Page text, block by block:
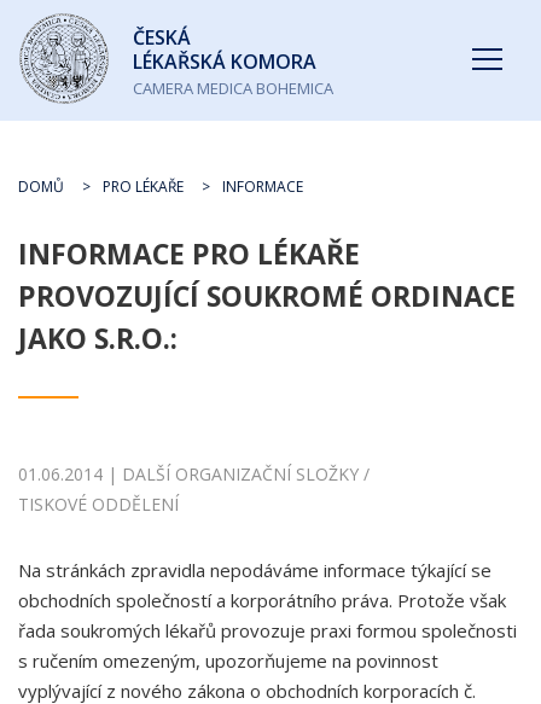
Česká
lékařská
komora
ČESKÁ
LÉKAŘSKÁ KOMORA
CAMERA MEDICA BOHEMICA
DOMŮ PRO LÉKAŘE INFORMACE
INFORMACE PRO LÉKAŘE
PROVOZUJÍCÍ SOUKROMÉ ORDINACE
JAKO S.R.O.:
01.06.2014 | DALŠÍ ORGANIZAČNÍ SLOŽKY /
TISKOVÉ ODDĚLENÍ
Na stránkách zpravidla nepodáváme informace týkající se
obchodních společností a korporátního práva. Protože však
řada soukromých lékařů provozuje praxi formou společnosti
s ručením omezeným, upozorňujeme na povinnost
vyplývající z nového zákona o obchodních korporacích č.